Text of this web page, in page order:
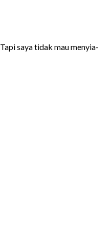
Tapi saya tidak mau menyia-